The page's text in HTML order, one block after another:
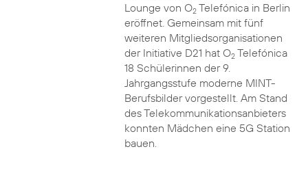
Lounge von O2Telefónica in Berlin
eröffnet. Gemeinsam mit fünf
weiteren Mitgliedsorganisationen
der Initiative D21 hat O2Telefónica
18 Schülerinnen der 9.
Jahrgangsstufe moderne MINT-
Berufsbilder vorgestellt. Am Stand
des Telekommunikationsanbieters
konnten Mädchen eine 5G Station
bauen.